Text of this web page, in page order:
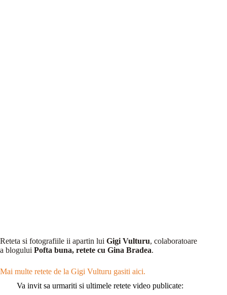
Reteta si fotografiile ii apartin lui Gigi Vulturu, colaboratoare
a blogului Pofta buna, retete cu Gina Bradea.
Mai multe retete de la Gigi Vulturu gasiti aici.
Va invit sa urmariti si ultimele retete video publicate: